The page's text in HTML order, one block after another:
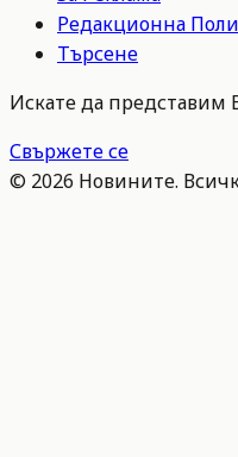
Редакционна
Търсене
Искате да представим
Свържете се
© 2026 Новините.